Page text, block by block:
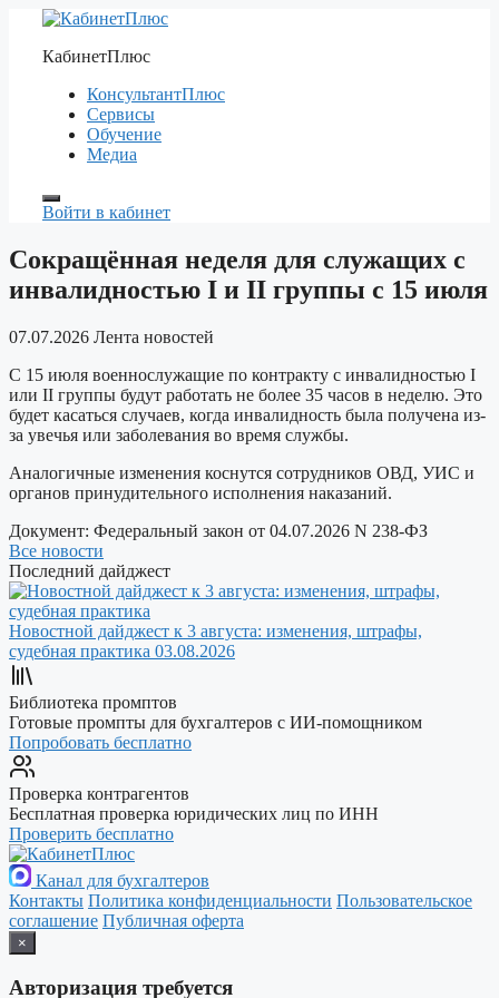
Перейти
содержимому
КабинетПлюс
КонсультантПлюс
Сервисы
Обучение
Медиа
Войти в кабинет
Сокращённая неделя для служащих с
инвалидностью I и II группы с 15 июля
07.07.2026 Лента новостей
С 15 июля военнослужащие по контракту с инвалидностью I
или II группы будут работать не более 35 часов в неделю. Это
будет касаться случаев, когда инвалидность была получена из-
за увечья или заболевания во время службы.
Аналогичные изменения коснутся сотрудников ОВД, УИС и
органов принудительного исполнения наказаний.
Документ: Федеральный закон от 04.07.2026 N 238-ФЗ
Все новости
Последний дайджест
Новостной дайджест к 3 августа: изменения, штрафы,
судебная практика 03.08.2026
Библиотека промптов
Готовые промпты для бухгалтеров с ИИ-помощником
Попробовать бесплатно
Проверка контрагентов
Бесплатная проверка юридических лиц по ИНН
Проверить бесплатно
Канал для бухгалтеров
Контакты Политика конфиденциальности Пользовательское
соглашение Публичная оферта
×
Авторизация требуется